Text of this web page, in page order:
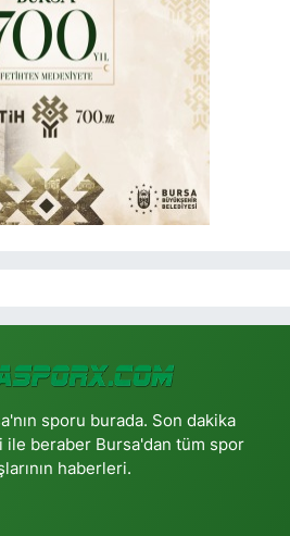
sporu burada. Son dakika
ile beraber Bursa'dan tüm spor
haberleri.